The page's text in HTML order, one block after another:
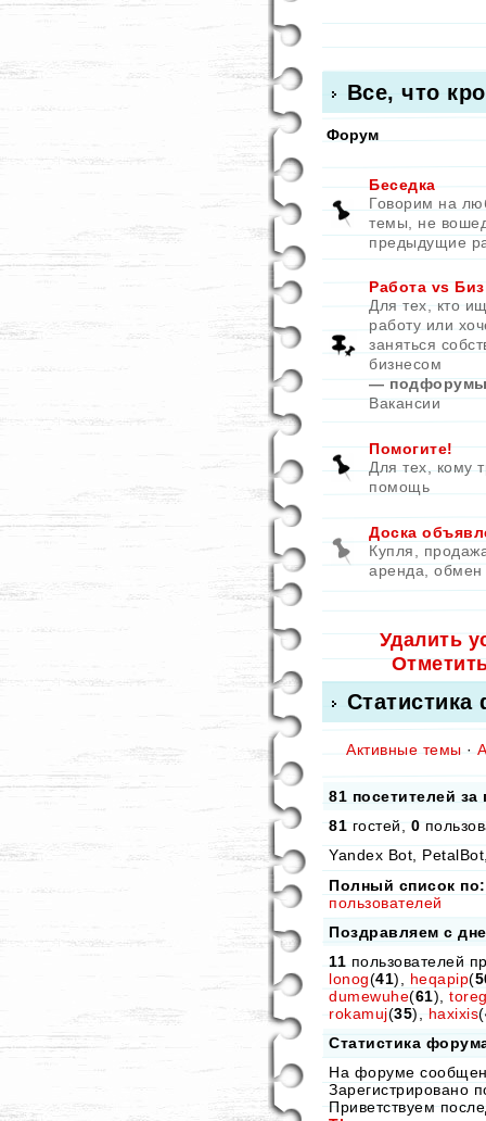
Все, что
Форум
Беседка
Говорим на
темы, не
предыдущие
Работа vs
Для тех, кто
работу или
заняться
бизнесом
—
Вакансии
Помогите!
Для тех, кому
помощь
Доска
Купля,
аренда, обмен
Удалить
Активные темы ·
81 посетителей
81 гостей, 0
Yandex Bot,
Полный список по:
пользователей
Поздравляем с
11 пользователей
lonog(41), heqapip(
dumewuhe(61),
rokamuj(35), haxixis(
Статистика
На форуме
Зарегистрировано
Приветствуем